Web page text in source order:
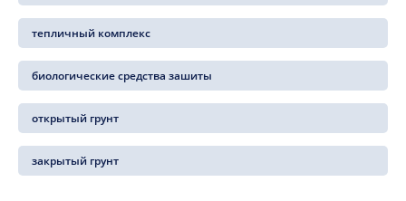
тепличный комплекс
биологические средства зашиты
открытый грунт
закрытый грунт